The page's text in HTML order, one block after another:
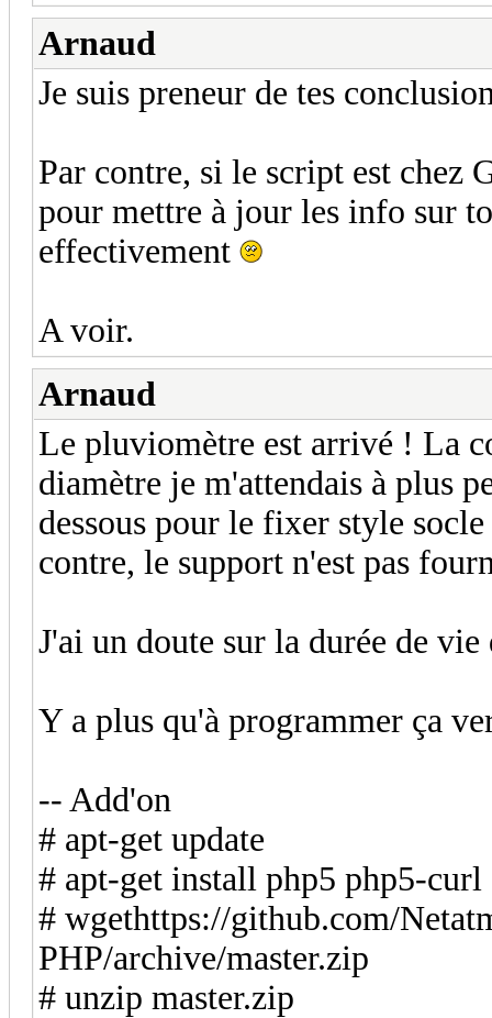
Arnaud
Je suis preneur de tes
Par contre, si le script est chez
pour mettre à jour les info sur
effectivement
A voir.
Arnaud
Le pluviomètre est arrivé ! La
diamètre je m'attendais à plus
dessous pour le fixer style
contre, le support n'est pas
J'ai un doute sur la durée de
Y a plus qu'à programmer ça
-- Add'on
# apt-get update
# apt-get install php5 php5-curl
# wgethttps://github.com/
PHP/archive/master.zip
# unzip master.zip